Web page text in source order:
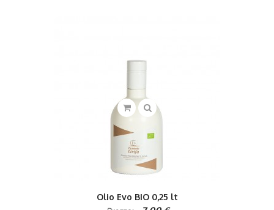
Olio Evo BIO 0,25 lt